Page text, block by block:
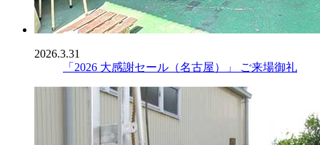
2026.3.31
「2026 大感謝セール（名古屋）」 ご来場御礼